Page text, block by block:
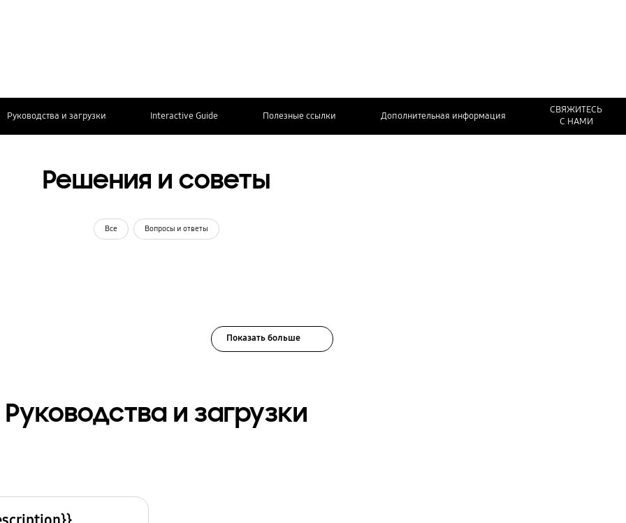
Руководства и загрузки Interactive Guide Полезные ссылки Дополнительная информация
СВЯЖИТЕСЬ
С НАМИ
Решения и советы
Все Вопросы и ответы
Показать больше
Руководства и загрузки